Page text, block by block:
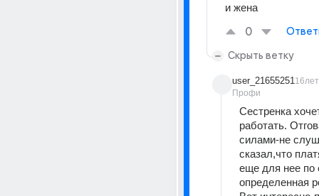
и жена
0
Скрыть ветку
user_21655251
Профи
16лет
Сестренка
работать.
силами-не
сказал,что
еще для нее по
определенная